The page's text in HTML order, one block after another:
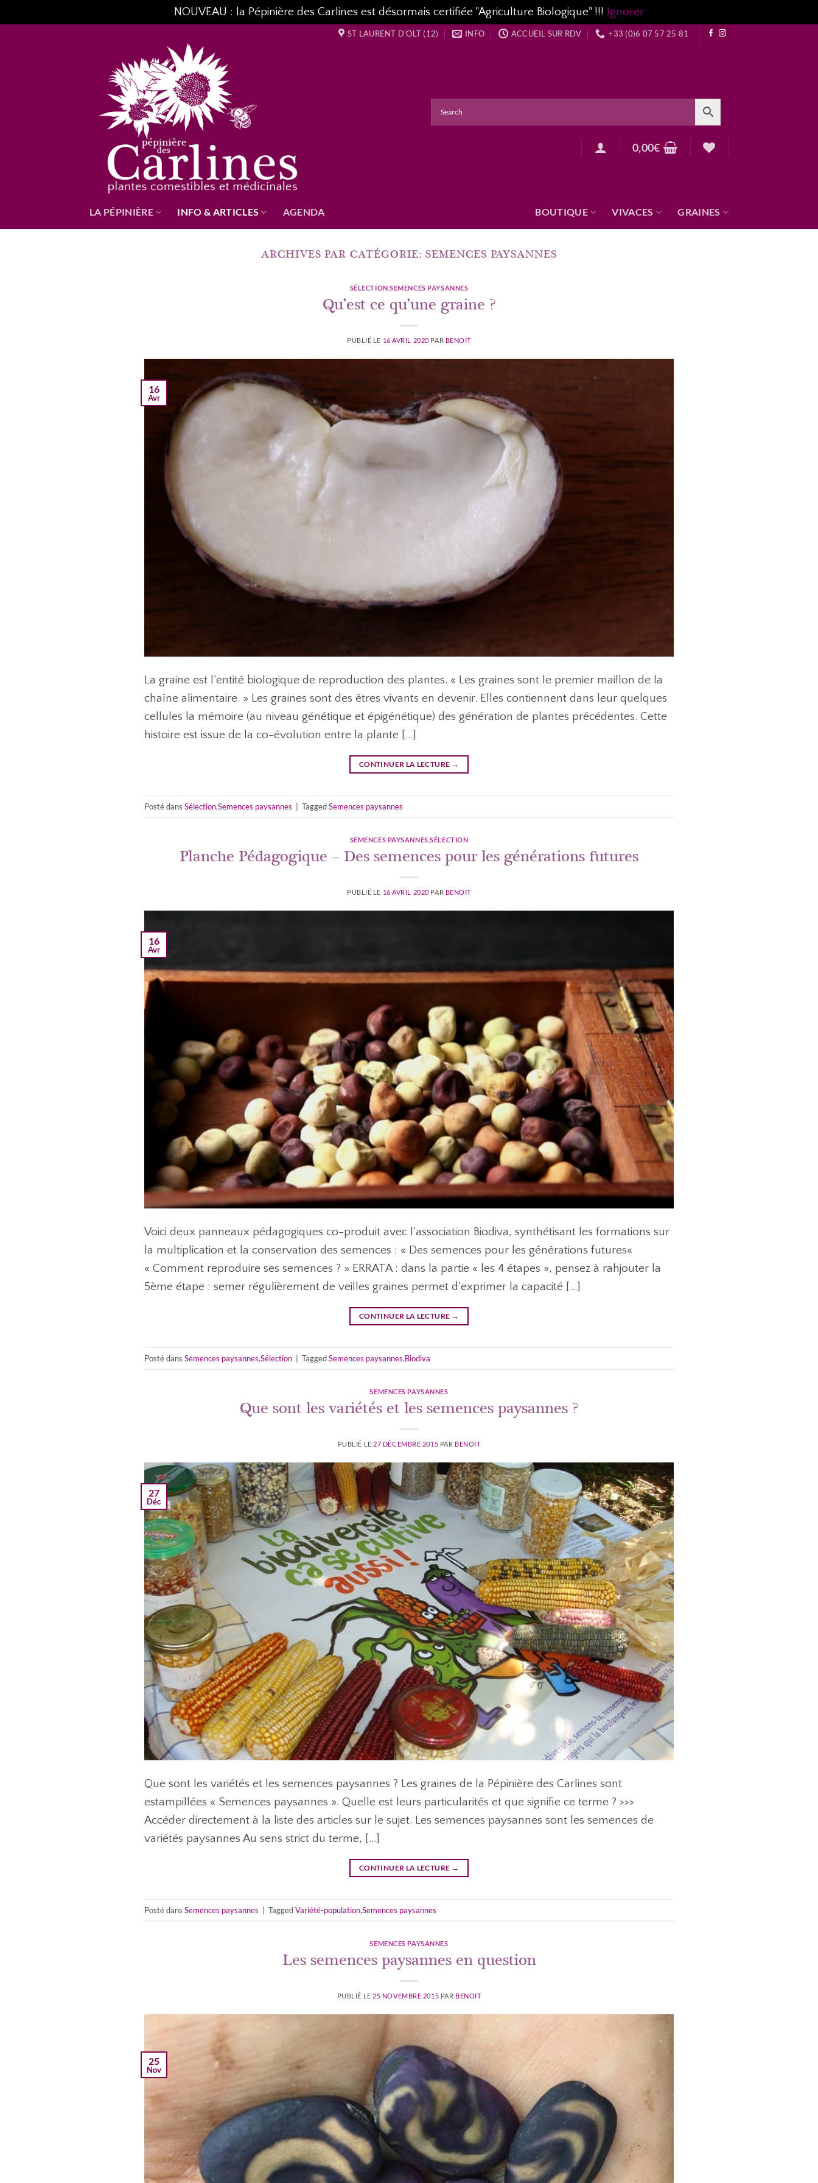
NOUVEAU : la Pépinière des Carlines est désormais certifiée "Agriculture Biologique" !!! Ignorer
ST LAURENT D'OLT (12) INFO ACCUEIL SUR RDV +33 (0)6 07 57 25 81
0,00€
LA PÉPINIÈRE INFO & ARTICLES AGENDA BOUTIQUE VIVACES GRAINES
ARCHIVES PAR CATÉGORIE:SEMENCES PAYSANNES
SÉLECTION ,SEMENCES PAYSANNES
Qu’est ce qu’une graine ?
PUBLIÉ LE 16 AVRIL 2020 PAR BENOIT
16
Avr
La graine est l’entité biologique de reproduction des plantes. « Les graines sont le premier maillon de la
chaîne alimentaire. » Les graines sont des êtres vivants en devenir. Elles contiennent dans leur quelques
cellules la mémoire (au niveau génétique et épigénétique) des génération de plantes précédentes. Cette
histoire est issue de la co-évolution entre la plante […]
CONTINUER LA LECTURE →
Posté dans Sélection,Semences paysannes | TaggedSemences paysannes
SEMENCES PAYSANNES ,SÉLECTION
Planche Pédagogique – Des semences pour les générations futures
PUBLIÉ LE 16 AVRIL 2020 PAR BENOIT
16
Avr
Voici deux panneaux pédagogiques co-produit avec l’association Biodiva, synthétisant les formations sur
la multiplication et la conservation des semences : « Des semences pour les générations futures«
« Comment reproduire ses semences ? » ERRATA : dans la partie « les 4 étapes », pensez à rahjouter la
5ème étape : semer régulièrement de veilles graines permet d’exprimer la capacité […]
CONTINUER LA LECTURE →
Posté dans Semences paysannes,Sélection | TaggedSemences paysannes,Biodiva
SEMENCES PAYSANNES
Que sont les variétés et les semences paysannes ?
PUBLIÉ LE 27 DÉCEMBRE 2015 PAR BENOIT
27
Déc
Que sont les variétés et les semences paysannes ? Les graines de la Pépinière des Carlines sont
estampillées « Semences paysannes ». Quelle est leurs particularités et que signifie ce terme ? >>>
Accéder directement à la liste des articles sur le sujet. Les semences paysannes sont les semences de
variétés paysannes Au sens strict du terme, […]
CONTINUER LA LECTURE →
Posté dans Semences paysannes TaggedVariété-population,Semences paysannes
SEMENCES PAYSANNES
Les semences paysannes en question
PUBLIÉ LE 25 NOVEMBRE 2015 PAR BENOIT
25
Nov